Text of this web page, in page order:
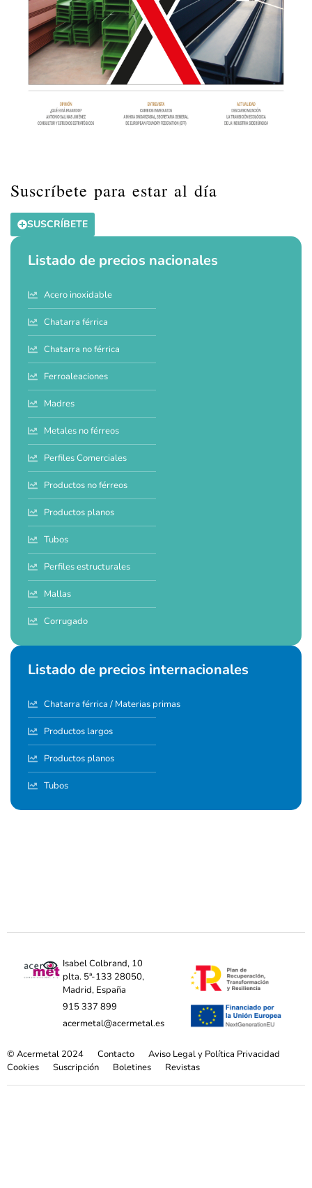
Suscríbete para estar al día
SUSCRÍBETE
Listado de precios nacionales
Acero inoxidable
Chatarra férrica
Chatarra no férrica
Ferroaleaciones
Madres
Metales no férreos
Perfiles Comerciales
Productos no férreos
Productos planos
Tubos
Perfiles estructurales
Mallas
Corrugado
Listado de precios internacionales
Chatarra férrica / Materias primas
Productos largos
Productos planos
Tubos
Isabel Colbrand, 10
plta. 5ª-133 28050,
Madrid, España
915 337 899
acermetal@acermetal.es
© Acermetal 2024 Contacto
Aviso Legal y Política Privacidad
Cookies
Suscripción Boletines Revistas